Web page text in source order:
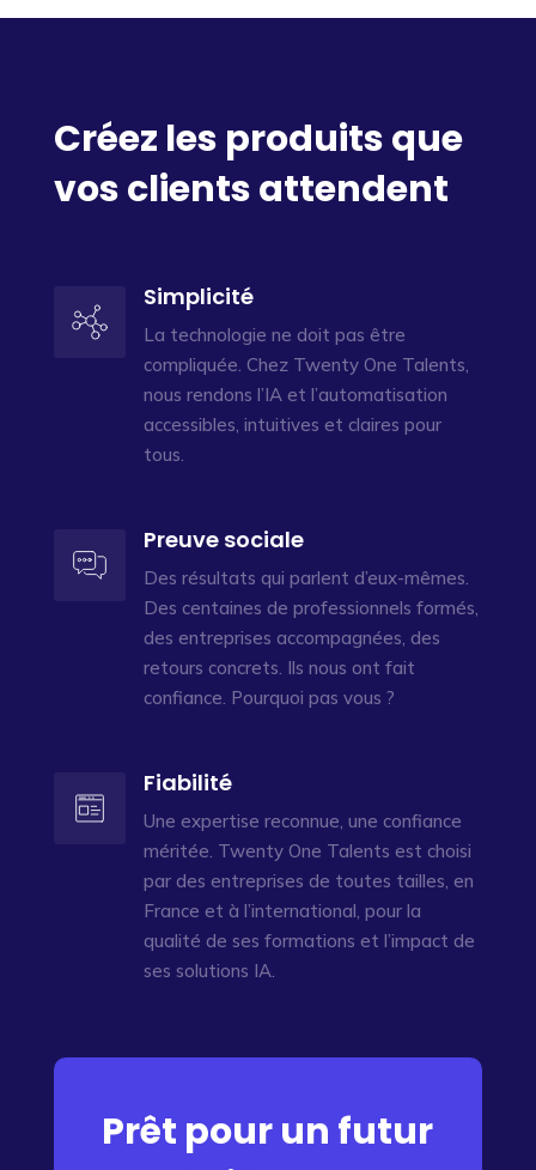
Créez les produits que
vos clients attendent
Simplicité
La technologie ne doit pas être
compliquée. Chez Twenty One Talents,
nous rendons l’IA et l’automatisation
accessibles, intuitives et claires pour
tous.
Preuve sociale
Des résultats qui parlent d’eux-mêmes.
Des centaines de professionnels formés,
des entreprises accompagnées, des
retours concrets. Ils nous ont fait
confiance. Pourquoi pas vous ?
Fiabilité
Une expertise reconnue, une confiance
méritée. Twenty One Talents est choisi
par des entreprises de toutes tailles, en
France et à l’international, pour la
qualité de ses formations et l’impact de
ses solutions IA.
Prêt pour un futur